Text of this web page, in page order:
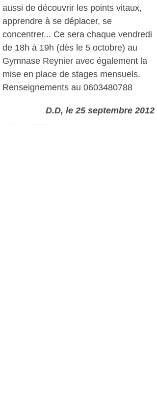
aussi de découvrir les points vitaux,
apprendre à se déplacer, se
concentrer... Ce sera chaque vendredi
de 18h à 19h (dès le 5 octobre) au
Gymnase Reynier avec également la
mise en place de stages mensuels.
Renseignements au 0603480788
D.D, le 25 septembre 2012